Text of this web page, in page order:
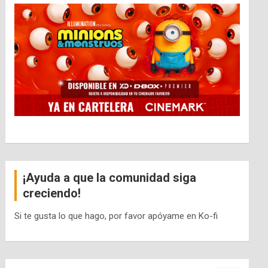
¡Ayuda a que la comunidad siga
creciendo!
Si te gusta lo que hago, por favor apóyame en Ko-fi